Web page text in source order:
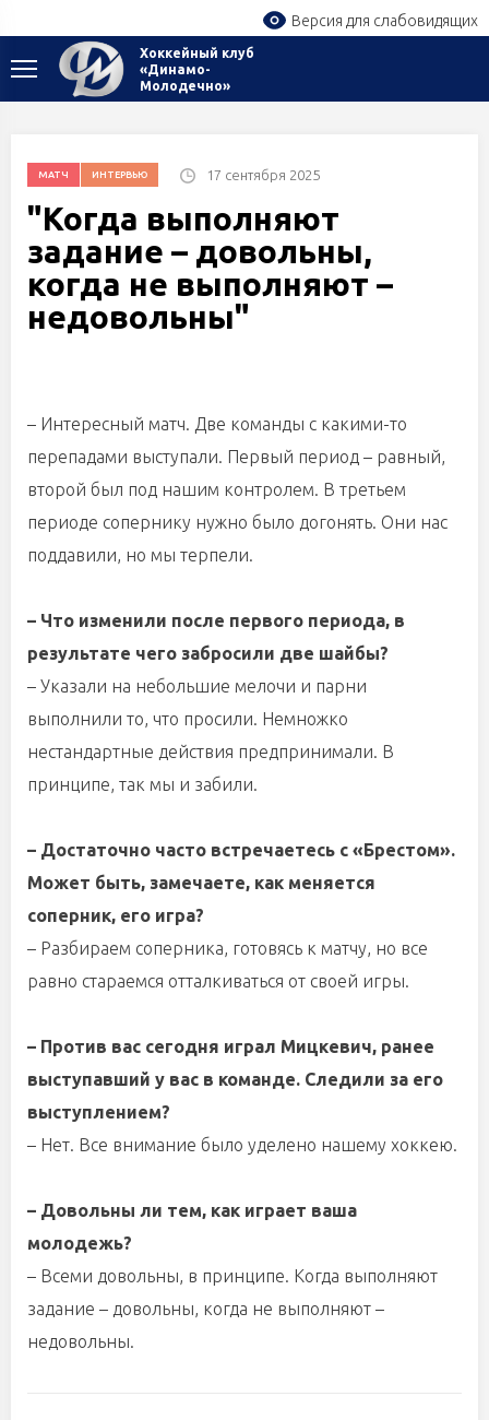
Версия для слабовидящих
Хоккейный клуб
«Динамо-
Молодечно»
МАТЧ ИНТЕРВЬЮ 17 сентября 2025
"Когда выполняют
задание – довольны,
когда не выполняют –
недовольны"
– Интересный матч. Две команды с какими-то
перепадами выступали. Первый период – равный,
второй был под нашим контролем. В третьем
периоде сопернику нужно было догонять. Они нас
поддавили, но мы терпели.
– Что изменили после первого периода, в
результате чего забросили две шайбы?
– Указали на небольшие мелочи и парни
выполнили то, что просили. Немножко
нестандартные действия предпринимали. В
принципе, так мы и забили.
– Достаточно часто встречаетесь с «Брестом».
Может быть, замечаете, как меняется
соперник, его игра?
– Разбираем соперника, готовясь к матчу, но все
равно стараемся отталкиваться от своей игры.
– Против вас сегодня играл Мицкевич, ранее
выступавший у вас в команде. Следили за его
выступлением?
– Нет. Все внимание было уделено нашему хоккею.
– Довольны ли тем, как играет ваша
молодежь?
– Всеми довольны, в принципе. Когда выполняют
задание – довольны, когда не выполняют –
недовольны.